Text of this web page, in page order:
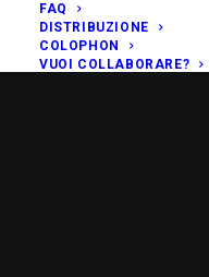
FAQ
DISTRIBUZIONE
COLOPHON
VUOI COLLABORARE?